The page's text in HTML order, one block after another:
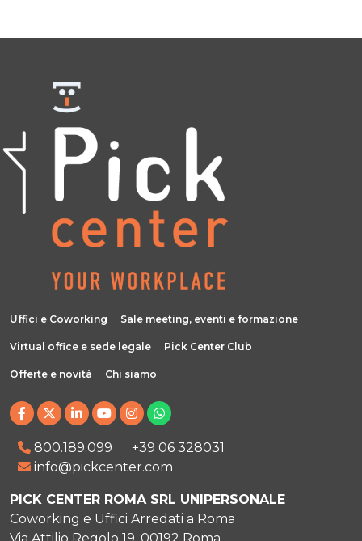
Uffici e Coworking Sale meeting, eventi e formazione
Virtual office e sede legale Pick Center Club
Offerte e novità Chi siamo
800.189.099
+39 06 328031
info@pickcenter.com
PICK CENTER ROMA SRL UNIPERSONALE
Coworking e Uffici Arredati a Roma